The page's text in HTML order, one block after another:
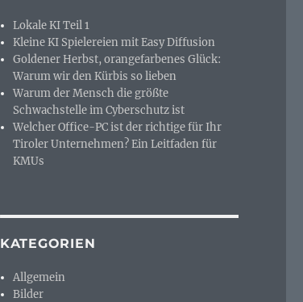
Lokale KI Teil 1
Kleine KI Spielereien mit Easy Diffusion
Goldener Herbst, orangefarbenes Glück:
Warum wir den Kürbis so lieben
Warum der Mensch die größte
Schwachstelle im Cyberschutz ist
Welcher Office-PC ist der richtige für Ihr
Tiroler Unternehmen? Ein Leitfaden für
KMUs
KATEGORIEN
Allgemein
Bilder